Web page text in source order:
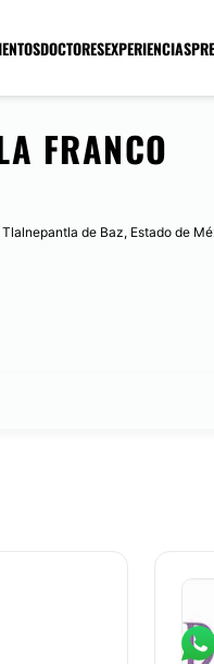
DOCTORESEXPERIENCIAS
FRANCO
de Baz, Estado de